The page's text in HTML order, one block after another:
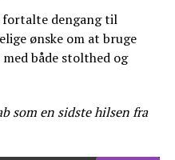
fortalte dengang til
ønske om at bruge
både stolthed og
som en sidste hilsen fra